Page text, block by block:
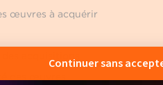
œuvres à acquérir
acquisitions